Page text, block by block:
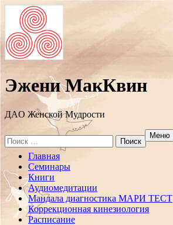
Эжени МакКвин
ДAO Женской Мудрости
Search
for:
Меню
Перейти
содержанию
Главная
Семинары
Книги
Аудиомедитации
Мандала диагностика МАРИ ТЕСТ
Коррекционная кинезиология
Расписание